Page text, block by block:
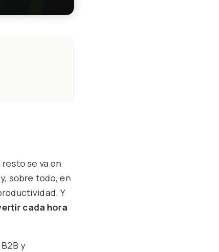
resto se va en
sobre todo, en
Y
cada hora
y